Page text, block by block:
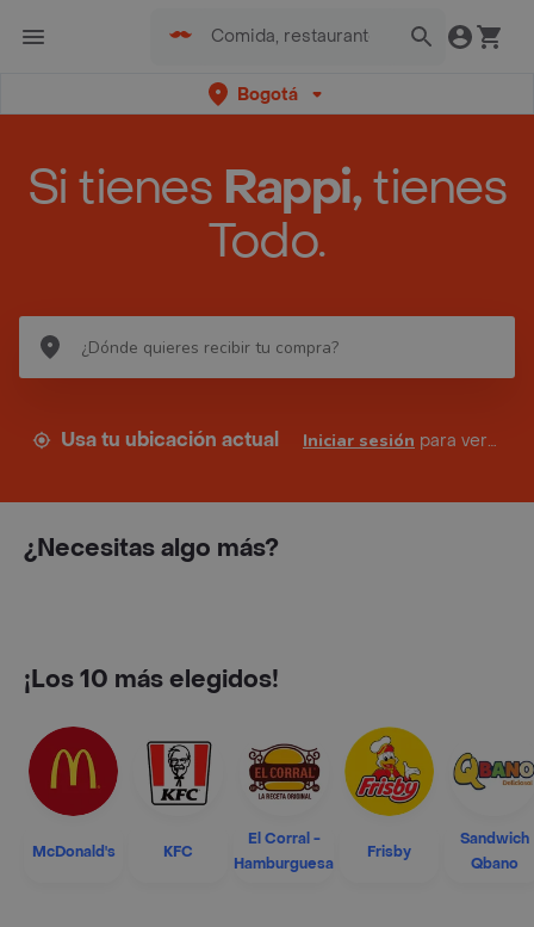
Bogotá
Si tienes Rappi,tienes
Todo.
Usa tu ubicación actual Iniciar sesión para ver tus direcciones
¿Necesitas algo más?
¡Los 10 más elegidos!
McDonald's KFC
El Corral -
Hamburguesa
Frisby
Sandwich
Qbano